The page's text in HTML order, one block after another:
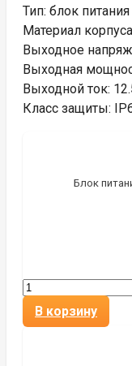
Тип: блок питания
Материал
Выходное
Выходная
Выходной ток:
Класс защиты:
Блок
В корзину